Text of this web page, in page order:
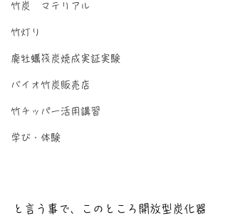
竹炭 マテリアル
竹灯り
廃牡蠣筏炭焼成実証実験
バイオ竹炭販売店
竹チッパー活用講習
学び・体験
と言う事で、このところ開放型炭化器